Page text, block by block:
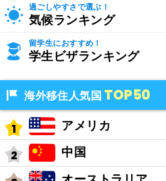
過ごしやすさで選ぶ！
気候ランキング
留学生におすすめ！
学生ビザランキング
海外移住人気国 TOP50
アメリカ
中国